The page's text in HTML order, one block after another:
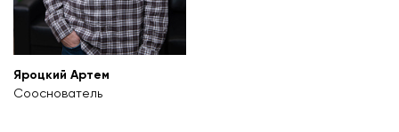
Яроцкий Артем
Сооснователь